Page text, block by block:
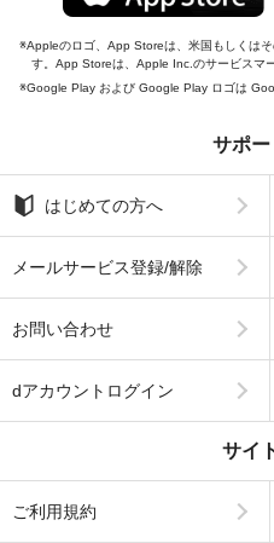
Appleのロゴ、App Storeは、米国もしくは
す。App Storeは、Apple Inc.のサービスマー
Google Play および Google Play ロゴは
サポ
はじめての方へ
メールサービス登録/解除
お問い合わせ
dアカウントログイン
サイ
ご利用規約